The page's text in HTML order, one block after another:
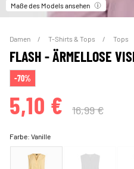
Maße des Models ansehen
Damen T-Shirts & Tops Tops
FLASH - ÄRMELLOSE
-70%
5,10 € 16,99 €
Farbe:Vanille